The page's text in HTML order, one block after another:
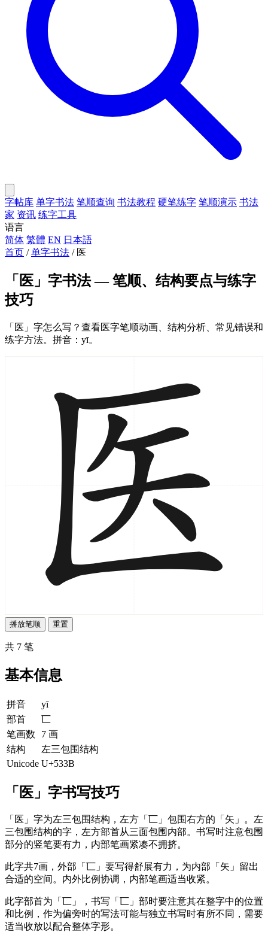
字帖库 单字书法 笔顺查询 书法教程 硬笔练字 笔顺演示 书法
家 资讯 练字工具
语言
简体 繁體 EN 日本語
首页 / 单字书法 / 医
「医」字书法 — 笔顺、结构要点与练字
技巧
「医」字怎么写？查看医字笔顺动画、结构分析、常见错误和
练字方法。拼音：yī。
播放笔顺 重置
共 7 笔
基本信息
拼音
yī
部首
匸
笔画数
7 画
结构
左三包围结构
Unicode U+533B
「医」字书写技巧
「医」字为左三包围结构，左方「匸」包围右方的「矢」。左
三包围结构的字，左方部首从三面包围内部。书写时注意包围
部分的竖笔要有力，内部笔画紧凑不拥挤。
此字共7画，外部「匸」要写得舒展有力，为内部「矢」留出
合适的空间。内外比例协调，内部笔画适当收紧。
此字部首为「匸」，书写「匸」部时要注意其在整字中的位置
和比例，作为偏旁时的写法可能与独立书写时有所不同，需要
适当收放以配合整体字形。